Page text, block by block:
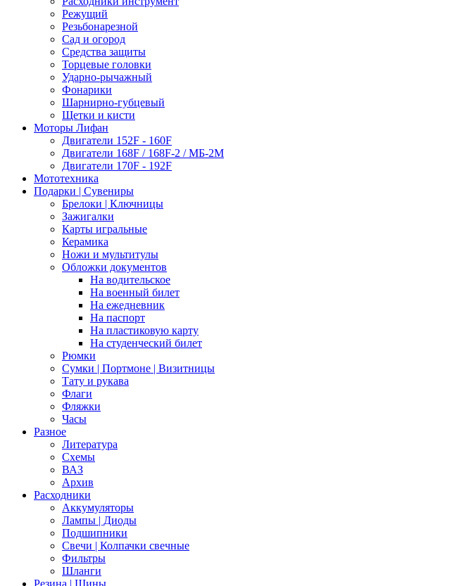
Режущий
Резьбонарезной
Сад и огород
Средства защиты
Торцевые головки
Ударно-рычажный
Фонарики
Шарнирно-губцевый
Щетки и кисти
Моторы Лифан
Двигатели 152F - 160F
Двигатели 168F / 168F-2 / МБ-2М
Двигатели 170F - 192F
Мототехника
Подарки | Сувениры
Брелоки | Ключницы
Зажигалки
Карты игральные
Керамика
Ножи и мультитулы
Обложки документов
На водительское
На военный билет
На ежедневник
На паспорт
На пластиковую карту
На студенческий билет
Рюмки
Сумки | Портмоне | Визитницы
Тату и рукава
Флаги
Фляжки
Часы
Разное
Литература
Схемы
ВАЗ
Архив
Расходники
Аккумуляторы
Лампы | Диоды
Подшипники
Свечи | Колпачки свечные
Фильтры
Шланги
Резина | Шины